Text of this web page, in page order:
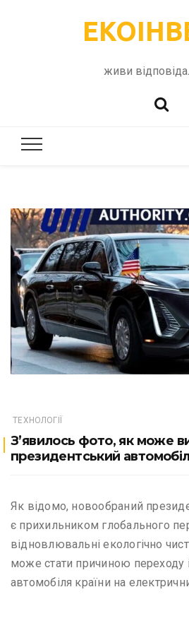
живи
ТЕХНОЛОГІЇ
З’явилось фото, як може
президентський
Як відомо, новообраний
є прихильником глобального
відновлювальні екологічно
може стати причиною переходу
автомобіля країни на